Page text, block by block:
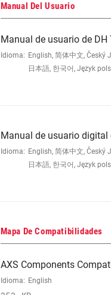
Manual Del Usuario
Manual de usuario de
Idioma: English, 简体中文, Český
日本語, 한국어, Język
Manual de usuario digital
Idioma: English, 简体中文, Český
日本語, 한국어, Język
Mapa De Compatibilidades
AXS Components
Idioma: English